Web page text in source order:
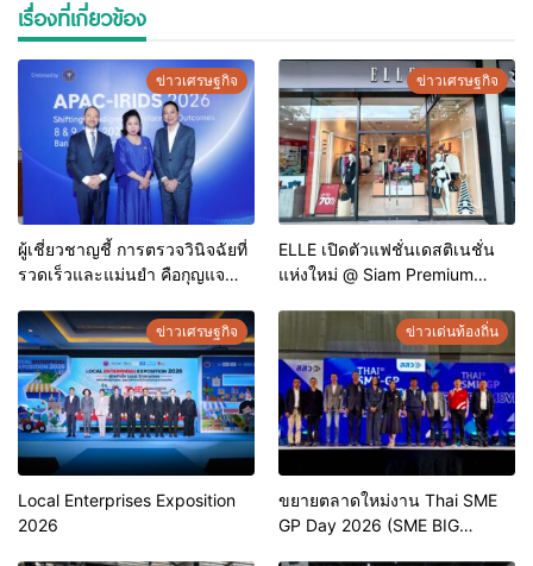
เรื่องที่เกี่ยวข้อง
ข่าวเศรษฐกิจ
ผู้เชี่ยวชาญชี้ การตรวจวินิจฉัยที่
รวดเร็วและแม่นยำ คือกุญแจ
ประเทศไทย
ข่าวเศรษฐกิจ
ELLE เปิดตัวแฟชั่นเดสติเนชั่น
แห่งใหม่ @ Siam Premium
ดีลพิเศษลดสูงสุด 70%
ข่าวเศรษฐกิจ
Local Enterprises Exposition
2026
ข่าวเด่นท้องถิ่น
ขยายตลาดใหม่งาน Thai SME
GP Day 2026 (SME BIG